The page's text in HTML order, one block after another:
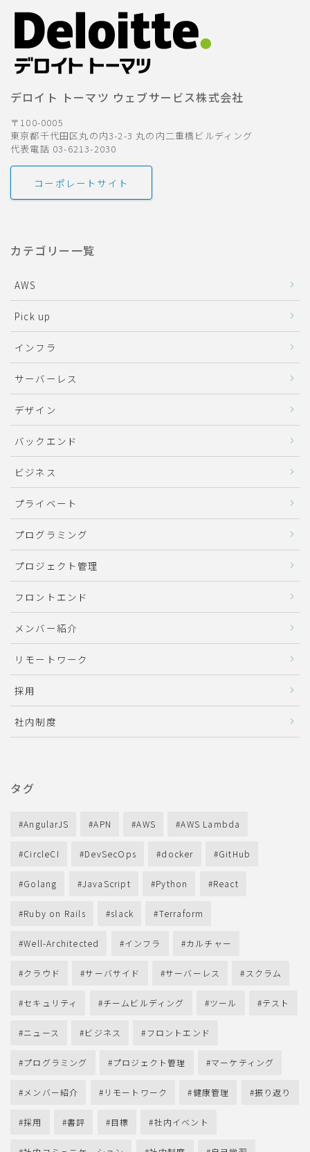
デロイト トーマツ ウェブサービス株式会社
〒100-0005
東京都千代田区丸の内3-2-3 丸の内二重橋ビルディング
代表電話 03-6213-2030
コーポレートサイト
カテゴリー一覧
AWS
Pick up
インフラ
サーバーレス
デザイン
バックエンド
ビジネス
プライベート
プログラミング
プロジェクト管理
フロントエンド
メンバー紹介
リモートワーク
採用
社内制度
タグ
AngularJS APN AWS AWS Lambda
CircleCI DevSecOps docker GitHub
Golang JavaScript Python React
Ruby on Rails slack Terraform
Well-Architected インフラ カルチャー
クラウド サーバサイド サーバーレス スクラム
セキュリティ チームビルディング ツール テスト
ニュース ビジネス フロントエンド
プログラミング プロジェクト管理 マーケティング
メンバー紹介 リモートワーク 健康管理 振り返り
採用 書評 目標 社内イベント